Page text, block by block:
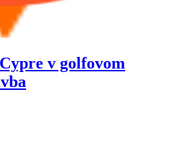
v golfovom